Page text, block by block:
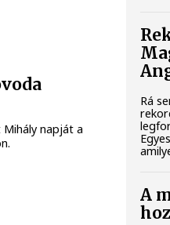
Mihály napját a
Rá
A